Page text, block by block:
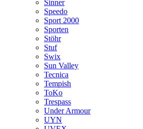
Sinner
Speedo
Sport 2000
Sporten
Stöhr
Stuf
Swix
Sun Valley
Tecnica
Tempish
ToKo
Trespass
Under Armour
UYN